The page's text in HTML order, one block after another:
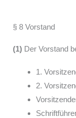
§ 8 Vorstand
(1) Der Vorstand
1.
2.